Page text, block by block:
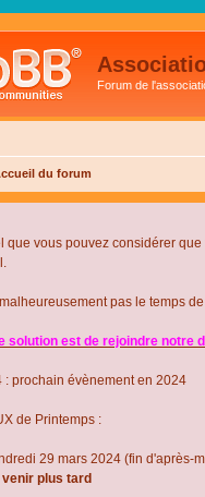
Forum de
du forum
que vous pouvez considérer que
pas le temps
solution est de rejoindre notre
: prochain évènement en 2024
de Printemps :
29 mars 2024 (fin d'après-
plus tard